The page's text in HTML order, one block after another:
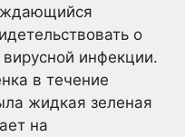
о
инфекции.
в течение
жидкая зеленая
на